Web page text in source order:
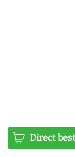
Direct